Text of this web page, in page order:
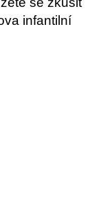
infantilní